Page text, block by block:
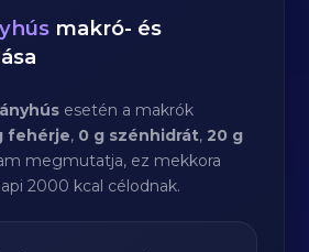
makró- és
esetén a makrók
fehérje, 0 g szénhidrát,20 g
megmutatja, ez mekkora
2000 kcal célodnak.